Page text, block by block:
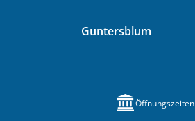
Guntersblum
Öffnungszeiten